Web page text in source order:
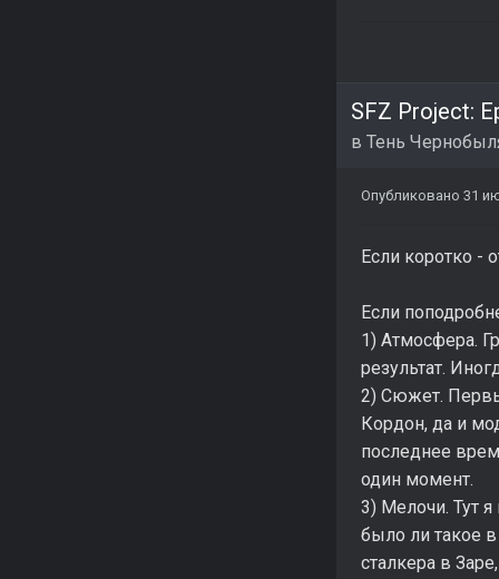
SFZ Project:
в Тень
Опубликовано 31
Если коротко -
Если
1) Атмосфера.
результат.
2) Сюжет.
Кордон, да и
последнее
один момент.
3) Мелочи. Тут
было ли такое в
сталкера в